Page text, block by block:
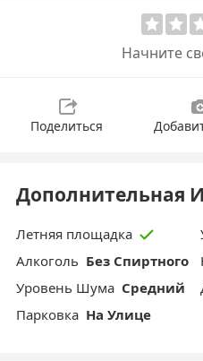
Начните
Поделиться
Дополнительная
Летняя площадка
Aлкоголь Без Спиртного
Уровень Шума Средний
Парковка На Улице